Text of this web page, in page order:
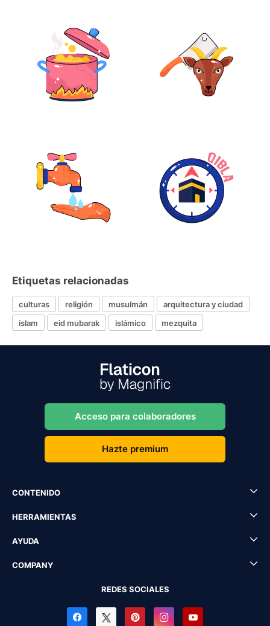
Etiquetas relacionadas
culturas religión musulmán
arquitectura y ciudad
islam
eid mubarak islámico mezquita
Acceso para colaboradores
Hazte premium
CONTENIDO
HERRAMIENTAS
AYUDA
COMPANY
REDES SOCIALES